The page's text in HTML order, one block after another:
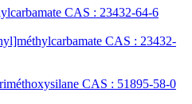
CAS : 23432-64-6
CAS : 23432-
CAS : 51895-58-0